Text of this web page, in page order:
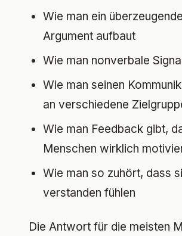
Wie man ein
Argument aufbaut
Wie man nonverbale
Wie man seinen
an verschiedene
Wie man Feedback gibt,
Menschen wirklich
Wie man so zuhört, dass
verstanden fühlen
Die Antwort für die meisten